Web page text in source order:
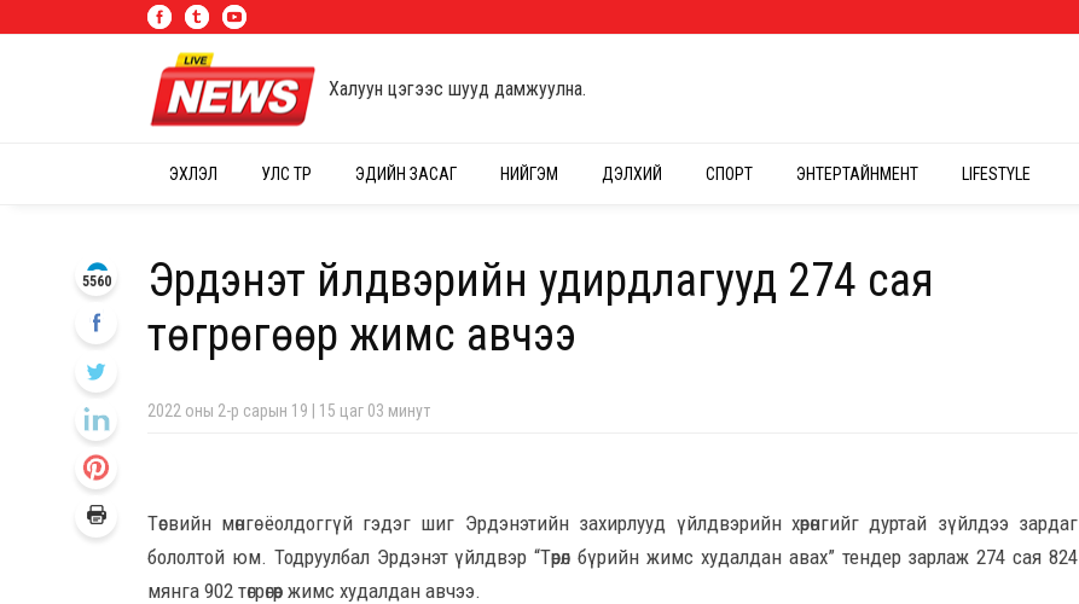
Халуун цэгээс шууд дамжуулна.
ЭХЛЭЛ УЛС ТӨР ЭДИЙН ЗАСАГ НИЙГЭМ ДЭЛХИЙ СПОРТ ЭНТЕРТАЙНМЕНТ LIFESTYLE
Эрдэнэт үйлдвэрийн удирдлагууд 274 сая
төгрөгөөр жимс авчээ
2022 оны 2-р сарын 19 | 15 цаг 03 минут
5560
Төсвийн мөнгө ёолдоггүй гэдэг шиг Эрдэнэтийн захирлууд үйлдвэрийн хөрөнгийг дуртай зүйлдээ зардаг
бололтой юм. Тодруулбал Эрдэнэт үйлдвэр “Төрөл бүрийн жимс худалдан авах” тендер зарлаж 274 сая 824
мянга 902 төгрөгөөр жимс худалдан авчээ.